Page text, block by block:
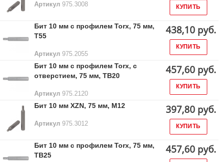
Артикул 975.3008 КУПИТЬ
Бит 10 мм с профилем Torx, 75 мм,
Т55
Артикул 975.2055
438,10 руб.
КУПИТЬ
Бит 10 мм с профилем Torx, с
отверстием, 75 мм, ТВ20
Артикул 975.2120
457,60 руб.
КУПИТЬ
Бит 10 мм XZN, 75 мм, М12
Артикул 975.3012
397,80 руб.
КУПИТЬ
Бит 10 мм с профилем Torx, 75 мм,
ТВ25
457,60 руб.